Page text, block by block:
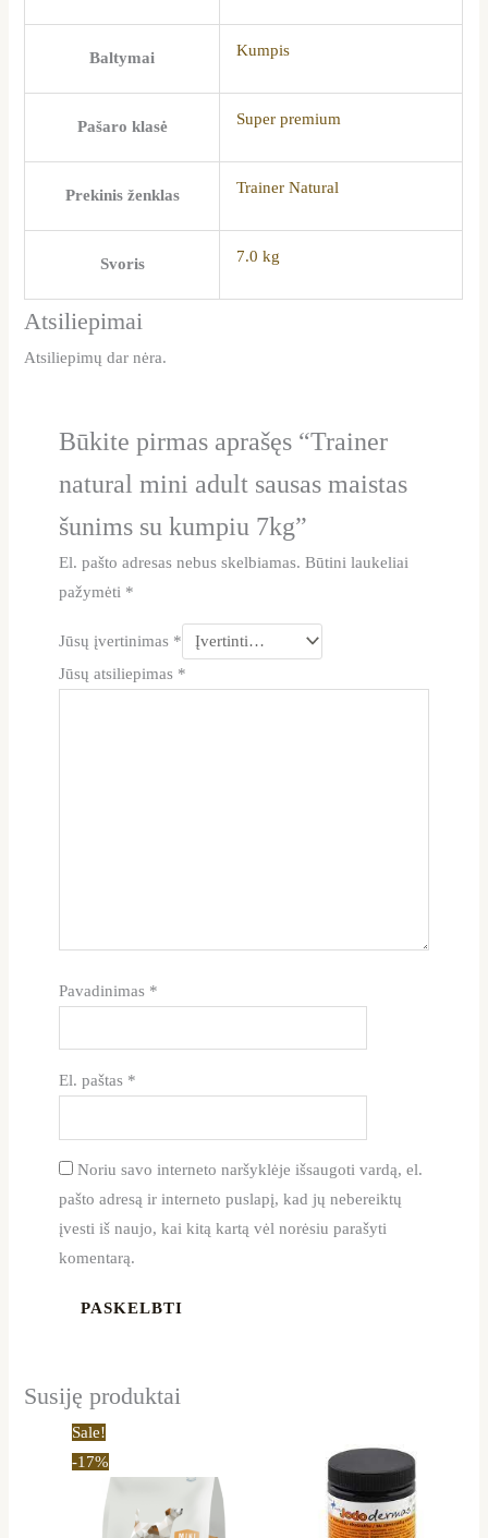
Baltymai Kumpis
Pašaro klasė Super premium
Prekinis ženklas Trainer Natural
Svoris 7.0 kg
Atsiliepimai
Atsiliepimų dar nėra.
Būkite pirmas aprašęs “Trainer
natural mini adult sausas maistas
šunims su kumpiu 7kg”
El. pašto adresas nebus skelbiamas. Būtini laukeliai
pažymėti *
Jūsų įvertinimas *
Jūsų atsiliepimas *
Pavadinimas *
El. paštas *
Noriu savo interneto naršyklėje išsaugoti vardą, el.
pašto adresą ir interneto puslapį, kad jų nebereiktų
įvesti iš naujo, kai kitą kartą vėl norėsiu parašyti
komentarą.
Susiję produktai
Sale!
-17%
through
23,80 €
multiple